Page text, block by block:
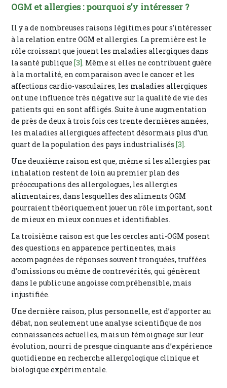
OGM et allergies : pourquoi s’y intéresser ?
Il y a de nombreuses raisons légitimes pour s’intéresser
à la relation entre OGM et allergies. La première est le
rôle croissant que jouent les maladies allergiques dans
la santé publique[3]. Même si elles ne contribuent guère
à la mortalité, en comparaison avec le cancer et les
affections cardio-vasculaires, les maladies allergiques
ont une influence très négative sur la qualité de vie des
patients qui en sont affligés. Suite à une augmentation
de près de deux à trois fois ces trente dernières années,
les maladies allergiques affectent désormais plus d’un
quart de la population des pays industrialisés[3].
Une deuxième raison est que, même si les allergies par
inhalation restent de loin au premier plan des
préoccupations des allergologues, les allergies
alimentaires, dans lesquelles des aliments OGM
pourraient théoriquement jouer un rôle important, sont
de mieux en mieux connues et identifiables.
La troisième raison est que les cercles anti-OGM posent
des questions en apparence pertinentes, mais
accompagnées de réponses souvent tronquées, truffées
d’omissions ou même de contrevérités, qui génèrent
dans le public une angoisse compréhensible, mais
injustifiée.
Une dernière raison, plus personnelle, est d’apporter au
débat, non seulement une analyse scientifique de nos
connaissances actuelles, mais un témoignage sur leur
évolution, nourri de presque cinquante ans d’expérience
quotidienne en recherche allergologique clinique et
biologique expérimentale.